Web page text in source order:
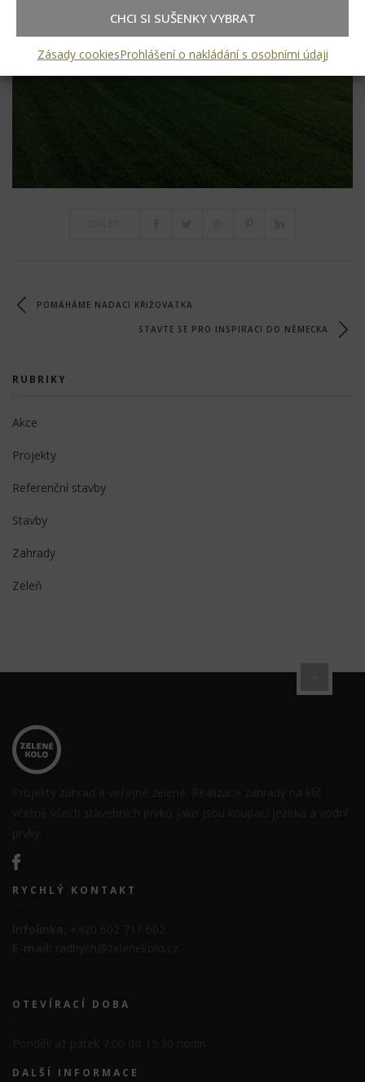
CHCI SI SUŠENKY VYBRAT
Zásady cookiesProhlášení o nakládání s osobními údaji
POMÁHÁME NADACI KŘIŽOVATKA
STAVTE SE PRO INSPIRACI DO NĚMECKA
RUBRIKY
Akce
Projekty
Referenční stavby
Stavby
Zahrady
Zeleň
RYCHLÝ KONTAKT
OTEVÍRACÍ DOBA
DALŠÍ INFORMACE